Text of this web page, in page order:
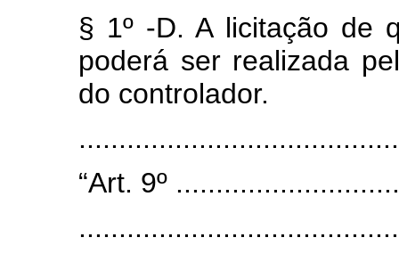
§ 1º -D. A licitação de
poderá ser realizada
do controlador.
“Art. 9º